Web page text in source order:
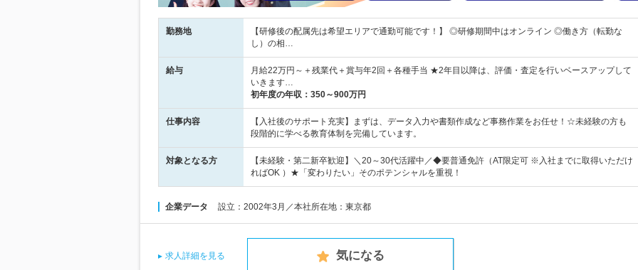
勤務地
【研修後の配属先は希望エリアで通勤可能です！】 ◎研修期間中はオンライン ◎働き方（転勤な
し）の相…
給与
月給22万円～＋残業代＋賞与年2回＋各種手当 ★2年目以降は、評価・査定を行いベースアップして
いきます…
初年度の年収： 350～900万円
仕事内容
【入社後のサポート充実】まずは、データ入力や書類作成など事務作業をお任せ！☆未経験の方も
段階的に学べる教育体制を完備しています。
対象となる方
【未経験・第二新卒歓迎】＼20～30代活躍中／◆要普通免許（AT限定可 ※入社までに取得いただけ
ればOK ）★「変わりたい」そのポテンシャルを重視！
企業データ 設立：2002年3月／本社所在地：東京都
求人詳細を見る 気になる